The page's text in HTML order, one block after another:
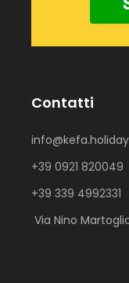
Contatti
info@kefa.holiday
+39 0921 820049
+39 339 4992331
Via Nino